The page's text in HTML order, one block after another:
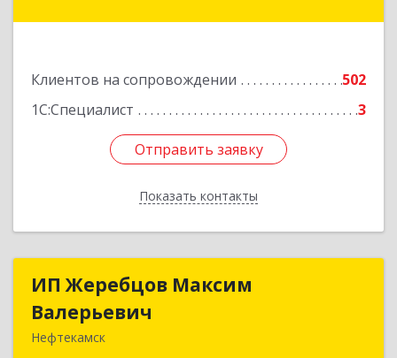
Клиентов на сопровождении
502
1С:Специалист
3
Отправить заявку
Показать контакты
Отправить заявку
Назад
ИП Жеребцов Максим
Валерьевич
Нефтекамск
ИП Жеребцов Максим